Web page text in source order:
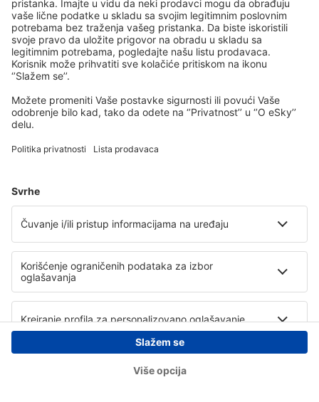
Copyright © eSky.rs. Sva prava zadržana.